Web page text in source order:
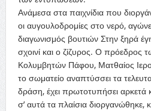
Ανάμεσα στα παιχνίδια που
οι αυγουλοδρομίες στο νερό,
διαγωνισμός βουτιών Στην ξηρά
σχοινί και ο ζίζυρος. Ο πρόεδρος
Κολυμβητών Πάφου, Ματθαίος
το σωματείο αναπτύσσει τα
δράση, έχει πρωτοτυπήσει αρκετά
σ’ αυτά τα πλαίσια